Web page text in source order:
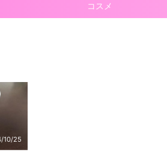
コスメ
10/25